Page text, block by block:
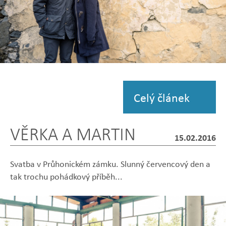
Zobrazit
Celý článek
VĚRKA A MARTIN 15.02.2016
Svatba v Průhonickém zámku. Slunný červencový den a
tak trochu pohádkový příběh...